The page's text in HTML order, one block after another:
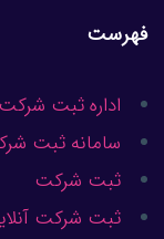
فهرست
اداره ثبت
سامانه ثبت
ثبت شرکت
ثبت شرکت